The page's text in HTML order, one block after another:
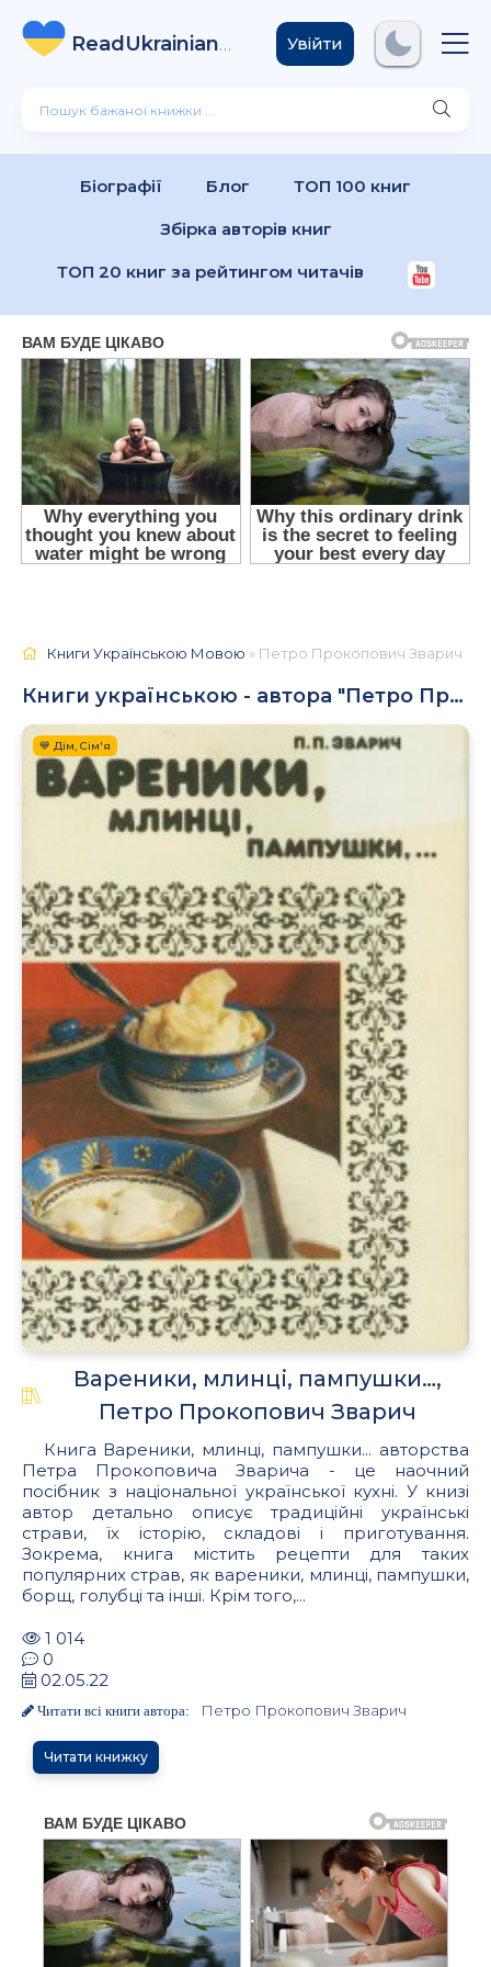
ReadUkrainian
Books .com
Увійти
Біографії Блог ТОП 100 книг
Збірка авторів книг
ТОП 20 книг за рейтингом читачів
Книги Українською Мовою » Петро Прокопович Зварич
Книги українською - автора "Петро Прокопович Зварич"
💙 Дім, Сім'я
Вареники, млинці, пампушки…,
Петро Прокопович Зварич
Книга Вареники, млинці, пампушки... авторства
Петра Прокоповича Зварича - це наочний
посібник з національної української кухні. У книзі
автор детально описує традиційні українські
страви, їх історію, складові і приготування.
Зокрема, книга містить рецепти для таких
популярних страв, як вареники, млинці, пампушки,
борщ, голубці та інші. Крім того,...
1 014
0
02.05.22
Читати всі книги автора: Петро Прокопович Зварич
Читати книжку